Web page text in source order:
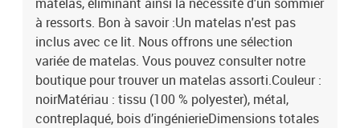
à ressorts. Bon à savoir :Un matelas n'est pas
inclus avec ce lit. Nous offrons une sélection
variée de matelas. Vous pouvez consulter notre
boutique pour trouver un matelas assorti.Couleur :
noirMatériau : tissu (100 % polyester), métal,
contreplaqué, bois d’ingénierieDimensions totales